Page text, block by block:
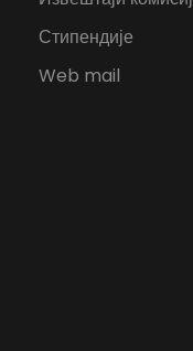
Стипендије
Web mail